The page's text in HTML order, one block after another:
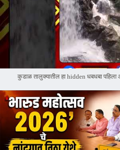
कुडाळ तालुक्यातील हा hidden धबधबा